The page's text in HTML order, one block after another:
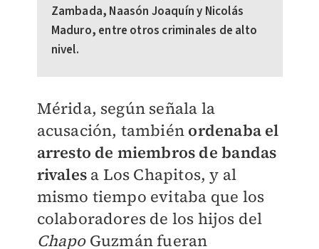
Zambada, Naasón Joaquín y Nicolás
Maduro, entre otros criminales de alto
nivel.
Mérida, según señala la
acusación, también ordenaba el
arresto de miembros de bandas
rivales a Los Chapitos, y al
mismo tiempo evitaba que los
colaboradores de los hijos del
Chapo Guzmán fueran